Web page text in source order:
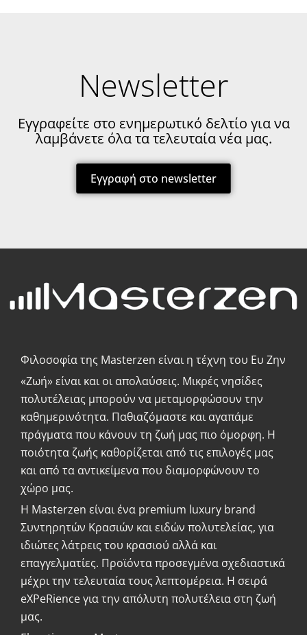
Newsletter
Εγγραφείτε στο ενημερωτικό δελτίο για να
λαμβάνετε όλα τα τελευταία νέα μας.
Εγγραφή στο newsletter
Φιλοσοφία της Masterzen είναι η τέχνη του Ευ Ζην
«Zωή» είναι και οι απολαύσεις. Μικρές νησίδες
πολυτέλειας μπορούν να μεταμορφώσουν την
καθημερινότητα. Παθιαζόμαστε και αγαπάμε
πράγματα που κάνουν τη ζωή μας πιο όμορφη. Η
ποιότητα ζωής καθορίζεται από τις επιλογές μας
και από τα αντικείμενα που διαμορφώνουν το
χώρο μας.
Η Masterzen είναι ένα premium luxury brand
Συντηρητών Κρασιών και ειδών πολυτελείας, για
ιδιώτες λάτρεις του κρασιού αλλά και
επαγγελματίες. Προϊόντα προσεγμένα σχεδιαστικά
μέχρι την τελευταία τους λεπτομέρεια. Η σειρά
eXPeRience για την απόλυτη πολυτέλεια στη ζωή
μας.